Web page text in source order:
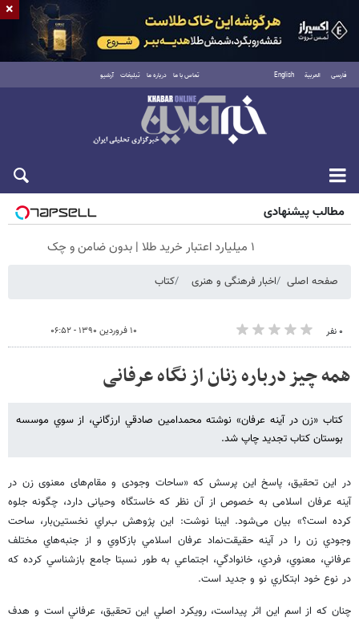
فارسی العربية English تماس با ما درباره ما تبلیغات آرشیو
جمعه ۱۶ مرداد ۱۴۰۵
مطالب پیشنهادی
۱ میلیارد اعتبار خرید طلا | بدون ضامن و چک
صفحه اصلی اخبار فرهنگی و هنری کتاب
۰ نفر ۱۰ فروردین ۱۳۹۰ - ۰۶:۵۲
همه چیز درباره زنان از نگاه عرفانی
ﻛﺘﺎﺏ «ﺯﻥ ﺩﺭ ﺁﻳﻨﻪ ﻋﺮﻓﺎﻥ» ﻧﻮﺷﺘﻪ ﻣﺤﻤﺪﺍﻣﻴﻦ ﺻﺎﺩﻗﻲ ﺍﺭﺯﮔﺎﻧﻲ، ﺍﺯ ﺳﻮﻱ ﻣﻮﺳﺴﻪ
ﺑﻮﺳﺘﺎﻥ ﻛﺘﺎﺏ ﺗﺠﺪﻳﺪ ﭼﺎﭖ ﺷﺪ.
در این تحقیق، پاسخ این پرسش که «ساحات وجودی و مقام‌های معنوی زن در
آینه عرفان اسلامی به خصوص از آن نظر که خاستگاه وحیانی دارد، چگونه جلوه
کرده است؟» بیان می‌شود. ایبنا نوشت: این پژوهش بﺮﺍﻱ ﻧﺨﺴﺘﻴﻦ‌ﺑﺎﺭ، ﺳﺎﺣﺖ
ﻭﺟﻮﺩﻱ ﺯﻥ ﺭﺍ ﺩﺭ ﺁﻳﻨﻪ ﺣﻘﻴﻘﺖ‌ﻧﻤاد ﻋﺮﻓﺎﻥ ﺍﺳﻼ‌ﻣﻲ ﺑﺎﺯﻛﺎﻭﻱ ﻭ ﺍﺯ ﺟﻨﺒﻪ‌ﻫﺎﻱ ﻣﺨﺘﻠﻒ
ﻋﺮﻓﺎﻧﻲ، ﻣﻌﻨﻮﻱ، ﻓﺮﺩﻱ، ﺧﺎﻧﻮﺍﺩﮔﻲ، ﺍﺟﺘﻤﺎﻋﻲ ﺑﻪ ﻃﻮﺭ ﻧﺴﺒﺘﺎ ﺟﺎﻣﻊ ﺑﺎﺯﺷﻨﺎﺳﻲ ﻛﺮﺩﻩ ﻛﻪ
ﺩﺭ ﻧﻮﻉ ﺧﻮﺩ ﺍﺑﺘﻜﺎﺭﻱ ﻧﻮ ﻭ ﺟﺪﻳﺪ ﺍﺳﺖ.
ﭼﻨﺎﻥ ﻛﻪ ﺍﺯ ﺍﺳﻢ ﺍﻳﻦ ﺍﺛﺮ ﭘﻴﺪﺍﺳﺖ، ﺭﻭﻳﻜﺮﺩ ﺍﺻﻠﻲ ﺍﻳﻦ ﺗﺤﻘﻴﻖ، ﻋﺮﻓﺎﻧﻲ ﺍﺳﺖ ﻭ ﻫﺪﻑ
×